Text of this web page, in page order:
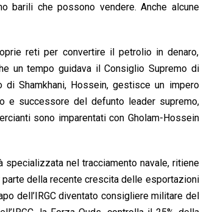
barili che possono vendere. Anche alcune
reti per convertire il petrolio in denaro,
un tempo guidava il Consiglio Supremo di
Shamkhani, Hossein, gestisce un impero
e successore del defunto leader supremo,
sono imparentati con Gholam-Hossein
specializzata nel tracciamento navale, ritiene
della recente crescita delle esportazioni
dell’IRGC diventato consigliere militare del